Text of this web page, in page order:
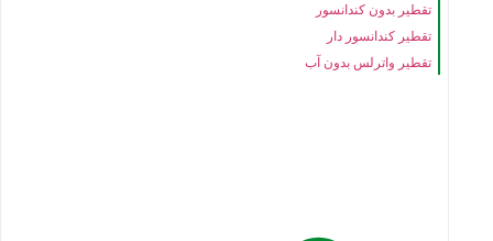
تقطیر بدون کندانسور
تقطیر کندانسور دار
تقطیر واترلس بدون آب